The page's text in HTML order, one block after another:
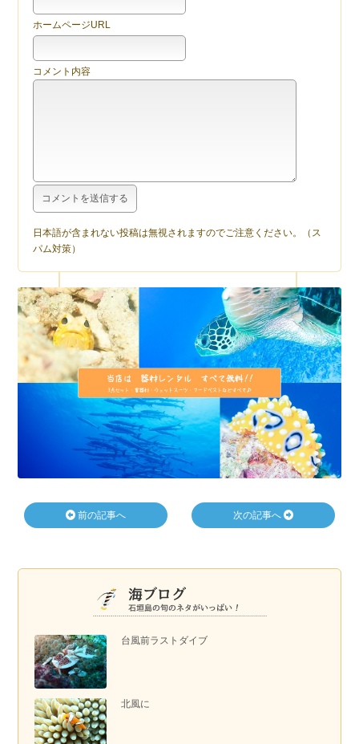
台風前ラストダイブ
北風に
ホームページURL
コメント内容
日本語が含まれない投稿は無視されますのでご注意ください。（ス
パム対策）
前の記事へ 次の記事へ